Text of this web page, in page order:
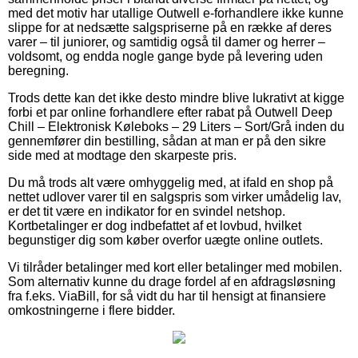
med det motiv har utallige Outwell e-forhandlere ikke kunne
slippe for at nedsætte salgspriserne på en række af deres
varer – til juniorer, og samtidig også til damer og herrer –
voldsomt, og endda nogle gange byde på levering uden
beregning.
Trods dette kan det ikke desto mindre blive lukrativt at kigge
forbi et par online forhandlere efter rabat på Outwell Deep
Chill – Elektronisk Køleboks – 29 Liters – Sort/Grå inden du
gennemfører din bestilling, sådan at man er på den sikre
side med at modtage den skarpeste pris.
Du må trods alt være omhyggelig med, at ifald en shop på
nettet udlover varer til en salgspris som virker umådelig lav,
er det tit være en indikator for en svindel netshop.
Kortbetalinger er dog indbefattet af et lovbud, hvilket
begunstiger dig som køber overfor uægte online outlets.
Vi tilråder betalinger med kort eller betalinger med mobilen.
Som alternativ kunne du drage fordel af en afdragsløsning
fra f.eks. ViaBill, for så vidt du har til hensigt at finansiere
omkostningerne i flere bidder.